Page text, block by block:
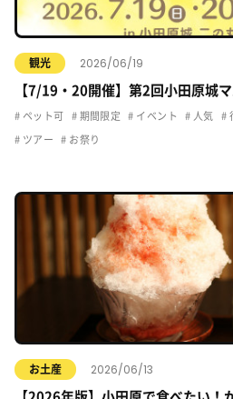
観光 2026/06/19
【7/19・20開催】第2回小田原城
ペット可 期間限定 イベント 人気
ツアー お祭り
お土産 2026/06/13